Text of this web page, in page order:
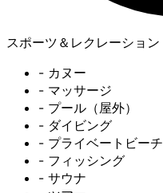
スポーツ＆レクレーション
- カヌー
- マッサージ
- プール（屋外）
- ダイビング
- プライベートビーチ
- フィッシング
- サウナ